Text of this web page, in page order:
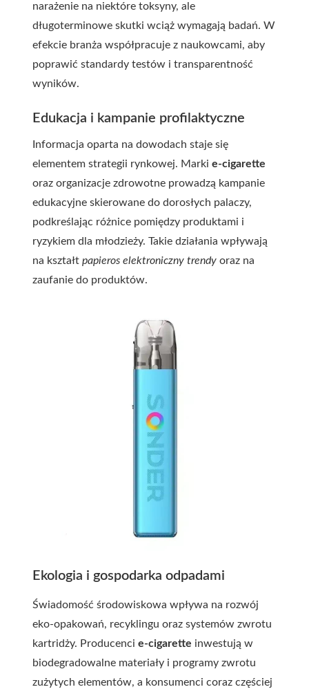
narażenie na niektóre toksyny, ale
długoterminowe skutki wciąż wymagają badań. W
efekcie branża współpracuje z naukowcami, aby
poprawić standardy testów i transparentność
wyników.
Edukacja i kampanie profilaktyczne
Informacja oparta na dowodach staje się
elementem strategii rynkowej. Marki e-cigarette
oraz organizacje zdrowotne prowadzą kampanie
edukacyjne skierowane do dorosłych palaczy,
podkreślając różnice pomiędzy produktami i
ryzykiem dla młodzieży. Takie działania wpływają
na kształt papieros elektroniczny trendy oraz na
zaufanie do produktów.
Ekologia i gospodarka odpadami
Świadomość środowiskowa wpływa na rozwój
eko-opakowań, recyklingu oraz systemów zwrotu
kartridży. Producenci e-cigarette inwestują w
biodegradowalne materiały i programy zwrotu
zużytych elementów, a konsumenci coraz częściej